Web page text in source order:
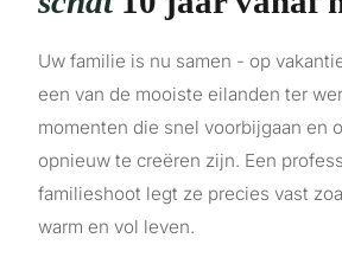
Uw familie is nu samen - op
een van de mooiste eilanden ter
momenten die snel voorbijgaan en
opnieuw te creëren zijn. Een
familieshoot legt ze precies vast
warm en vol leven.